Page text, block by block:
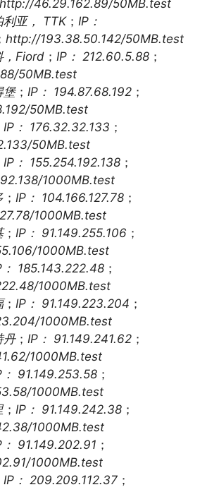
http://46.29.162.89/50MB.test
利亚， TTK； IP：
http://193.38.50.142/50MB.test
，Fiord ； IP： 212.60.5.88 ；
50MB.test
堡； IP： 194.87.68.192 ；
50MB.test
IP： 176.32.32.133 ；
50MB.test
IP： 155.254.192.138 ；
1000MB.test
； IP： 104.166.127.78 ；
1000MB.test
； IP： 91.149.255.106 ；
1000MB.test
： 185.143.222.48 ；
1000MB.test
； IP： 91.149.223.204 ；
1000MB.test
丹； IP： 91.149.241.62 ；
1000MB.test
： 91.149.253.58 ；
1000MB.test
； IP： 91.149.242.38 ；
1000MB.test
： 91.149.202.91 ；
1000MB.test
IP： 209.209.112.37 ；